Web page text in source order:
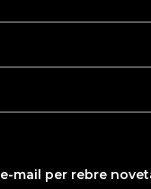
mail per rebre